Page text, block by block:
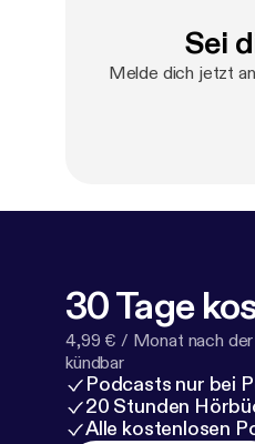
Sei
Melde dich jetzt
30 Tage
4,99 € / Monat nach der
kündbar
Podcasts nur bei
20 Stunden
Alle kostenlosen